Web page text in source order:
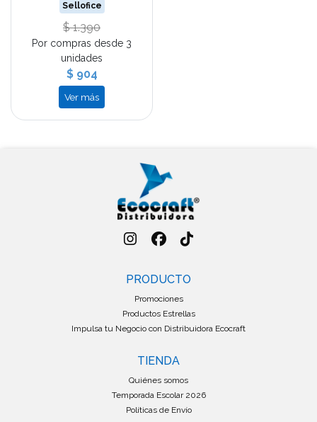
Sellofice
$ 1.390
Por compras desde 3
unidades
$ 904
Ver más
PRODUCTO
Promociones
Productos Estrellas
Impulsa tu Negocio con Distribuidora Ecocraft
TIENDA
Quiénes somos
Temporada Escolar 2026
Políticas de Envío